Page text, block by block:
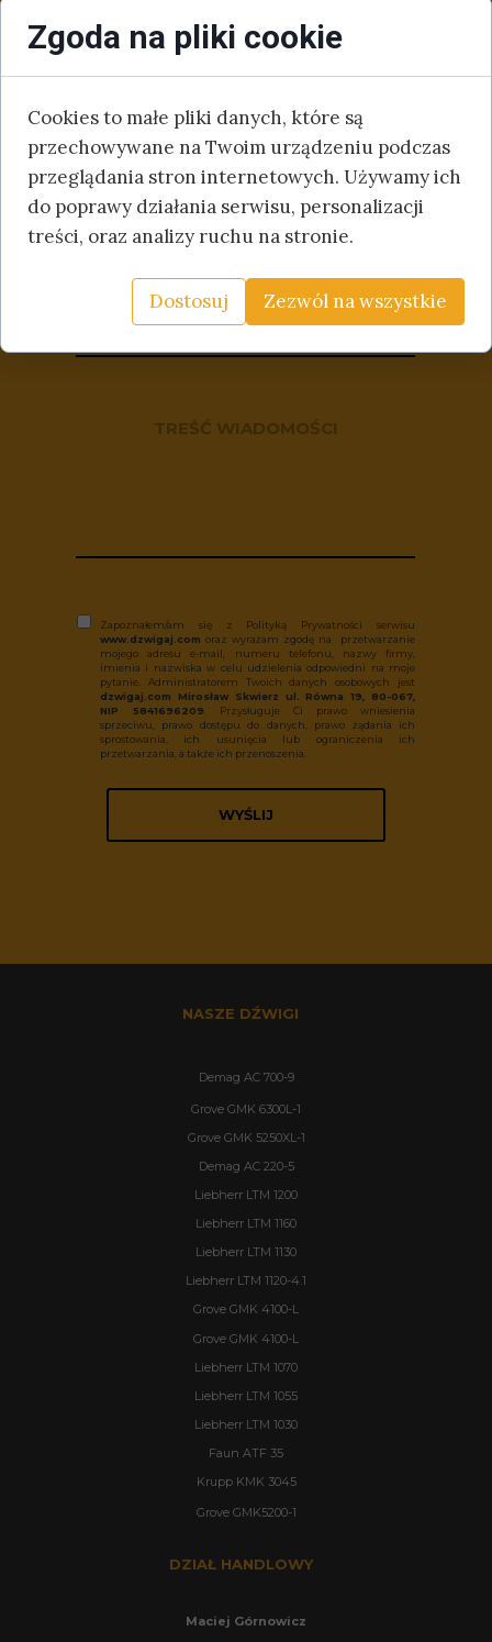
ciągu 24h!
Zapoznałem/am się z Polityką Prywatności serwisu
www.dzwigaj.com oraz wyrażam zgodę na przetwarzanie
mojego adresu e-mail, numeru telefonu, nazwy firmy,
imienia i nazwiska w celu udzielenia odpowiedni na moje
pytanie. Administratorem Twoich danych osobowych jest
dzwigaj.com Mirosław Skwierz ul. Równa 19, 80-067,
NIP 5841696209 . Przysługuje Ci prawo wniesienia
sprzeciwu, prawo dostępu do danych, prawo żądania ich
sprostowania, ich usunięcia lub ograniczenia ich
przetwarzania, a także ich przenoszenia.
WYŚLIJ
NASZE DŹWIGI
Maciej Górnowicz
DZIAŁ HANDLOWY
Grove GMK 4100-L
Grove GMK 4100-L
Grove GMK5200-1
Krupp KMK 3045
Faun ATF 35
Liebherr LTM 1030
Liebherr LTM 1055
Liebherr LTM 1070
Liebherr LTM 1120-4.1
Liebherr LTM 1130
Liebherr LTM 1160
Demag AC 700-9
Grove GMK 5250XL-1
Grove GMK 6300L-1
Demag AC 220-5
Liebherr LTM 1200
Zgoda na pliki cookie
Cookies to małe pliki danych, które są
przechowywane na Twoim urządzeniu podczas
przeglądania stron internetowych. Używamy ich
do poprawy działania serwisu, personalizacji
treści, oraz analizy ruchu na stronie.
Dostosuj Zezwól na wszystkie